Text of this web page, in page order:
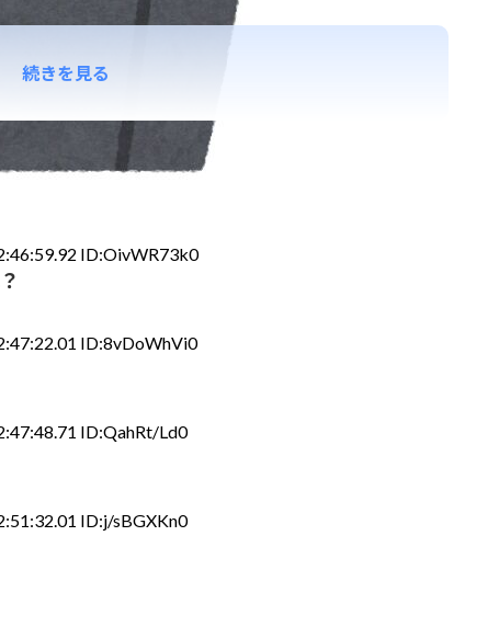
ID:OivWR73k0
ID:8vDoWhVi0
ID:QahRt/Ld0
ID:j/sBGXKn0
続きを見る